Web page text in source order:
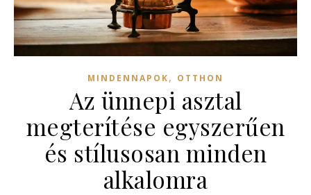
MINDENNAPOK, OTTHON
Az ünnepi asztal
megterítése egyszerűen
és stílusosan minden
alkalomra